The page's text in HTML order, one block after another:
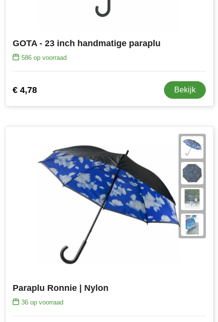
GOTA - 23 inch handmatige paraplu
586op voorraad
€ 4,78 Bekijk
Paraplu Ronnie | Nylon
36op voorraad